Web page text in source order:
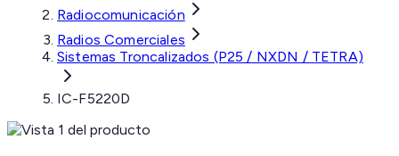
Radiocomunicación
Radios Comerciales
Sistemas Troncalizados (P25 / NXDN / TETRA)
IC-F5220D